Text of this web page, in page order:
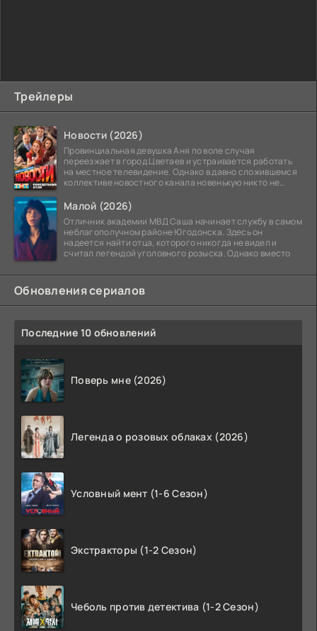
Трейлеры
Новости (2026)
Провинциальная девушка Аня по воле случая
переезжает в город Цветаев и устраивается работать
на местное телевидение. Однако в давно сложившемся
коллективе новостного канала новенькую никто не
Малой (2026)
Отличник академии МВД Саша начинает службу в самом
неблагополучном районе Югодонска. Здесь он
надеется найти отца, которого никогда не видел и
считал легендой уголовного розыска. Однако вместо
Обновления сериалов
Последние 10 обновлений
Поверь мне (2026)
Легенда о розовых облаках (2026)
Условный мент (1-6 Сезон)
Экстракторы (1-2 Сезон)
Чеболь против детектива (1-2 Сезон)